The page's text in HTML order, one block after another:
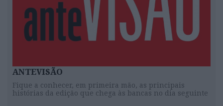
ANTEVISÃO
Fique a conhecer, em primeira mão, as principais
histórias da edição que chega às bancas no dia seguinte